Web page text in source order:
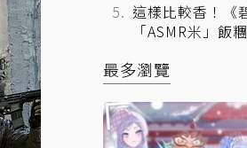
這樣比較香！《
「ASMR米」飯
最多瀏覽